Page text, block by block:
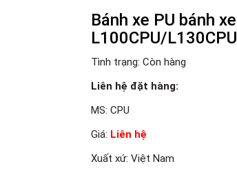
Bánh xe PU bánh xe
L100CPU/L130CPU
Tình trạng: Còn hàng
Liên hệ đặt hàng:
MS: CPU
Giá: Liên hệ
Xuất xứ: Việt Nam